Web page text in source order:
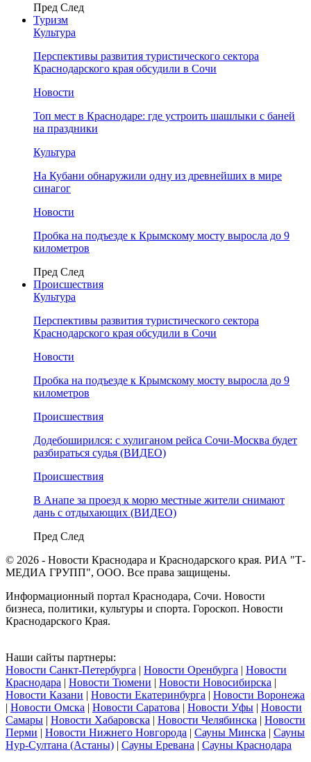
Пред След
Туризм
Культура
Перспективы развития туристического сектора
Краснодарского края обсудили в Сочи
Новости
Топ мест в Краснодаре: где устроить шашлыки с баней
на праздники
Культура
На Кубани обнаружили одну из древнейших в мире
синагог
Новости
Пробка на подъезде к Крымскому мосту выросла до 9
километров
Пред След
Происшествия
Культура
Перспективы развития туристического сектора
Краснодарского края обсудили в Сочи
Новости
Пробка на подъезде к Крымскому мосту выросла до 9
километров
Происшествия
Додебоширился: с хулиганом рейса Сочи-Москва будет
разбираться судья (ВИДЕО)
Происшествия
В Анапе за проезд к морю местные жители снимают
дань с отдыхающих (ВИДЕО)
Пред След
© 2026 - Новости Краснодара и Краснодарского края. РИА "Т-
МЕДИА ГРУПП", ООО. Все права защищены.
Информационный портал Краснодара, Сочи. Новости
бизнеса, политики, культуры и спорта. Гороскоп. Новости
Краснодарского Края.
Наши сайты партнеры:
Новости Санкт-Петербурга | Новости Оренбурга | Новости
Краснодара | Новости Тюмени | Новости Новосибирска |
Новости Казани | Новости Екатеринбурга | Новости Воронежа
| Новости Омска | Новости Саратова | Новости Уфы | Новости
Самары | Новости Хабаровска | Новости Челябинска | Новости
Перми | Новости Нижнего Новгорода | Сауны Минска | Сауны
Нур-Султана (Астаны) | Сауны Еревана | Сауны Краснодара